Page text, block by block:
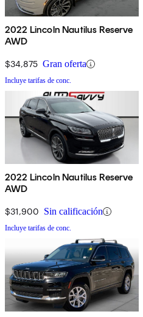
2022 Lincoln Nautilus Reserve
AWD
$34,875 Gran oferta
Incluye tarifas de conc.
2022 Lincoln Nautilus Reserve
AWD
$31,900 Sin calificación
Incluye tarifas de conc.